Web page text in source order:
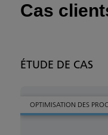
Cas
ÉTUDE DE CAS
OPTIMISATION DES